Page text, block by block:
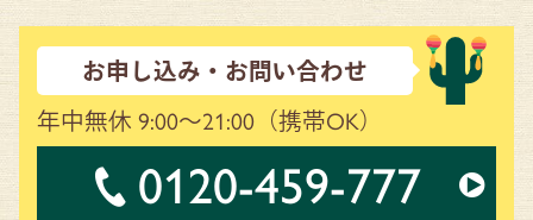
お申し込み・お問い合わせ
年中無休 9:00～21:00 （携帯OK）
0120-459-777